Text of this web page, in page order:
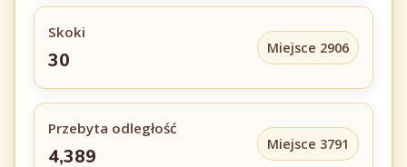
Skoki
30
Miejsce 2906
Przebyta odległość
4,389
Miejsce 3791